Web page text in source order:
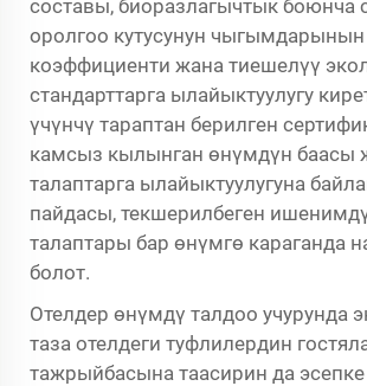
составы, биоразлагычтык боюнча
оролгоо кутусунун чыгымдарынын
коэффициенти жана тиешелүү
стандарттарга ылайыктуулугу
үчүнчү тараптан берилген
камсыз кылынган өнүмдүн баасы
талаптарга ылайыктуулугуна
пайдасы, текшерилбеген
талаптары бар өнүмгө караганда
болот.
Отелдер өнүмдү талдоо учурунда
таза отелдеги туфлилердин
тажрыйбасына таасирин да